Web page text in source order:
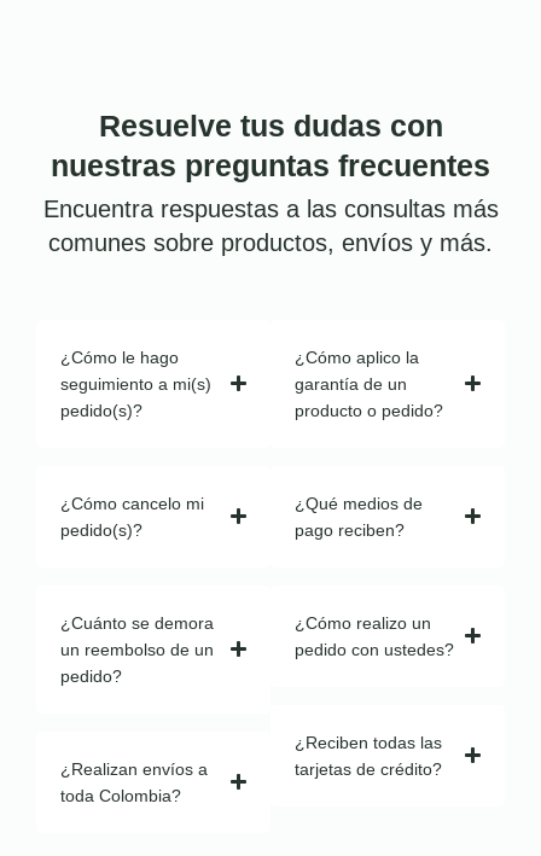
Resuelve tus dudas con
nuestras preguntas frecuentes
Encuentra respuestas a las consultas más
comunes sobre productos, envíos y más.
¿Cómo le hago
seguimiento a mi(s)
pedido(s)?
¿Cómo cancelo mi
pedido(s)?
¿Cuánto se demora
un reembolso de un
pedido?
¿Realizan envíos a
toda Colombia?
¿Cómo aplico la
garantía de un
producto o pedido?
¿Qué medios de
pago reciben?
¿Cómo realizo un
pedido con ustedes?
¿Reciben todas las
tarjetas de crédito?